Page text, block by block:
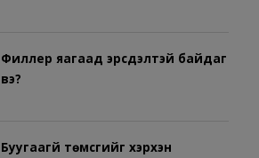
Филлер яагаад эрсдэлтэй байдаг
вэ?
Буугаагүй төмсгийг хэрхэн